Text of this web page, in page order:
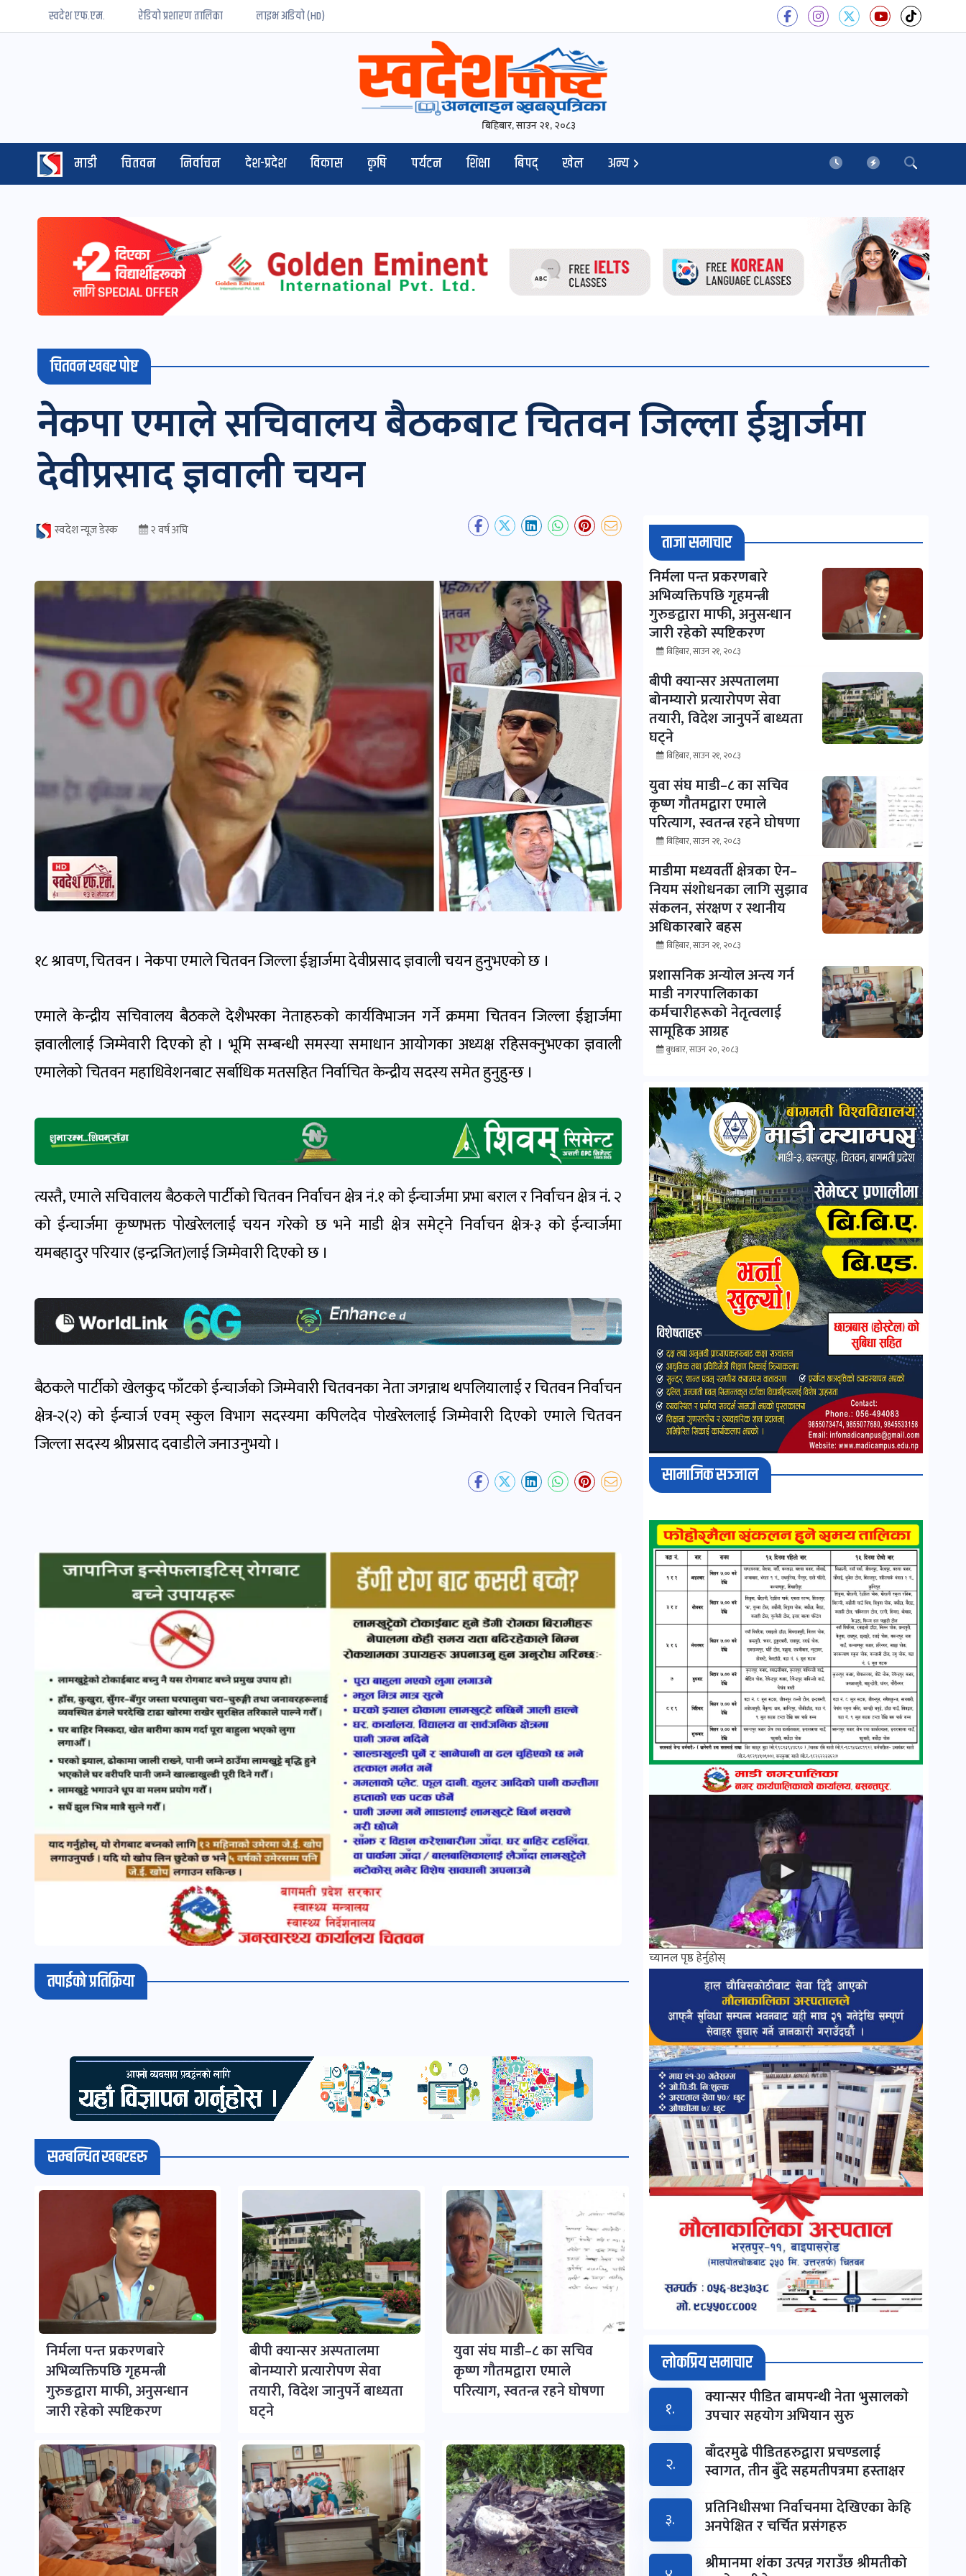
स्वदेश एफ.एम. रेडियो प्रशारण तालिका लाइभ अडियो (HD)
बिहिबार, साउन २१, २०८३
माडी चितवन निर्वाचन देश-प्रदेश विकास कृषि पर्यटन शिक्षा बिपद् खेल अन्य
चितवन खबर पोष्ट
नेकपा एमाले सचिवालय बैठकबाट चितवन जिल्ला ईञ्चार्जमा
देवीप्रसाद ज्ञवाली चयन
स्वदेश न्यूज डेस्क २ वर्ष अघि
१८ श्रावण, चितवन । नेकपा एमाले चितवन जिल्ला ईञ्चार्जमा देवीप्रसाद ज्ञवाली चयन हुनुभएको छ ।
एमाले केन्द्रीय सचिवालय बैठकले देशैभरका नेताहरुको कार्यविभाजन गर्ने क्रममा चितवन जिल्ला ईञ्चार्जमा
ज्ञवालीलाई जिम्मेवारी दिएको हो । भूमि सम्बन्धी समस्या समाधान आयोगका अध्यक्ष रहिसक्नुभएका ज्ञवाली
एमालेको चितवन महाधिवेशनबाट सर्बाधिक मतसहित निर्वाचित केन्द्रीय सदस्य समेत हुनुहुन्छ ।
त्यस्तै, एमाले सचिवालय बैठकले पार्टीको चितवन निर्वाचन क्षेत्र नं.१ को ईन्चार्जमा प्रभा बराल र निर्वाचन क्षेत्र नं. २
कोईन्चार्जमा कृष्णभक्त पोखरेललाई चयन गरेको छ भने माडी क्षेत्र समेट्ने निर्वाचन क्षेत्र-३ को ईन्चार्जमा
यमबहादुर परियार (इन्द्रजित)लाई जिम्मेवारी दिएको छ ।
बैठकले पार्टीको खेलकुद फाँटको ईन्चार्जको जिम्मेवारी चितवनका नेता जगन्नाथ थपलियालाई र चितवन निर्वाचन
क्षेत्र-२(२) को ईन्चार्ज एवम् स्कुल विभाग सदस्यमा कपिलदेव पोखरेललाई जिम्मेवारी दिएको एमाले चितवन
जिल्ला सदस्य श्रीप्रसाद दवाडीले जनाउनुभयो ।
तपाईको प्रतिक्रिया
सम्बन्धित खबरहरु
निर्मला पन्त प्रकरणबारे
अभिव्यक्तिपछि गृहमन्त्री
गुरुङद्वारा माफी, अनुसन्धान
जारी रहेको स्पष्टिकरण
बीपी क्यान्सर अस्पतालमा
बोनम्यारो प्रत्यारोपण सेवा
तयारी, विदेश जानुपर्ने बाध्यता
घट्ने
युवा संघ माडी–८ का सचिव
कृष्ण गौतमद्वारा एमाले
परित्याग, स्वतन्त्र रहने घोषणा
ताजा समाचार
निर्मला पन्त प्रकरणबारे
अभिव्यक्तिपछि गृहमन्त्री
गुरुङद्वारा माफी, अनुसन्धान
जारी रहेको स्पष्टिकरण
बिहिबार, साउन २१, २०८३
बीपी क्यान्सर अस्पतालमा
बोनम्यारो प्रत्यारोपण सेवा
तयारी, विदेश जानुपर्ने बाध्यता
घट्ने
बिहिबार, साउन २१, २०८३
युवा संघ माडी–८ का सचिव
कृष्ण गौतमद्वारा एमाले
परित्याग, स्वतन्त्र रहने घोषणा
बिहिबार, साउन २१, २०८३
माडीमा मध्यवर्ती क्षेत्रका ऐन–
नियम संशोधनका लागि सुझाव
संकलन, संरक्षण र स्थानीय
अधिकारबारे बहस
बिहिबार, साउन २१, २०८३
प्रशासनिक अन्योल अन्त्य गर्न
माडी नगरपालिकाका
कर्मचारीहरूको नेतृत्वलाई
सामूहिक आग्रह
बुधबार, साउन २०, २०८३
सामाजिक सञ्जाल
च्यानल पृष्ठ हेर्नुहोस्
लोकप्रिय समाचार
१. क्यान्सर पीडित बामपन्थी नेता भुसालकाे
उपचार सहयोग अभियान सुरु
२.
बाँदरमुढे पीडितहरुद्वारा प्रचण्डलाई
स्वागत, तीन बुँदे सहमतीपत्रमा हस्ताक्षर
३.
प्रतिनिधीसभा निर्वाचनमा देखिएका केहि
अनपेक्षित र चर्चित प्रसंगहरु
श्रीमानमा शंका उत्पन्न गराउँछ श्रीमतीको